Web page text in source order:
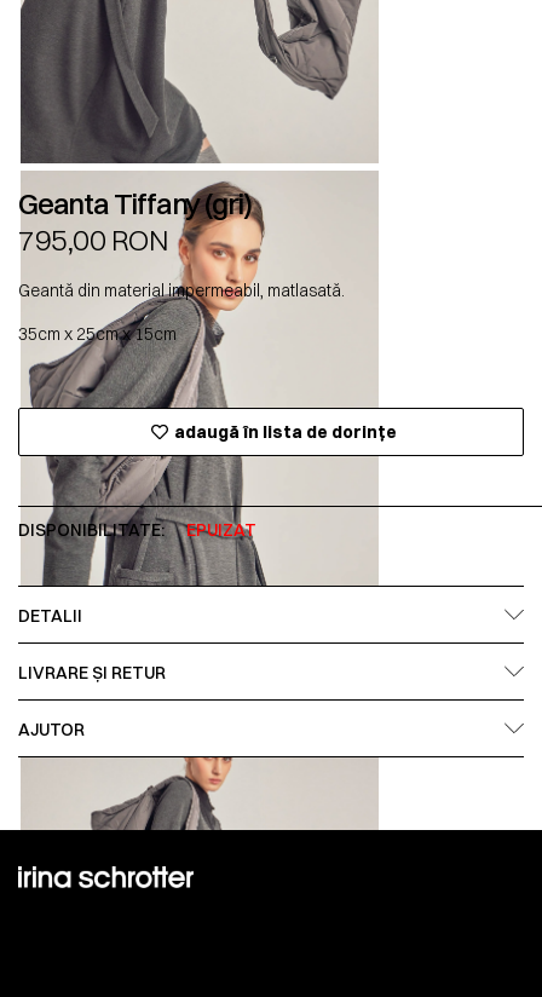
Geanta Tiffany (gri)
795,00 RON
Geantă din material impermeabil, matlasată.
35cm x 25cm x 15cm
adaugă în lista de dorințe
DISPONIBILITATE: EPUIZAT
DETALII
LIVRARE ȘI RETUR
AJUTOR